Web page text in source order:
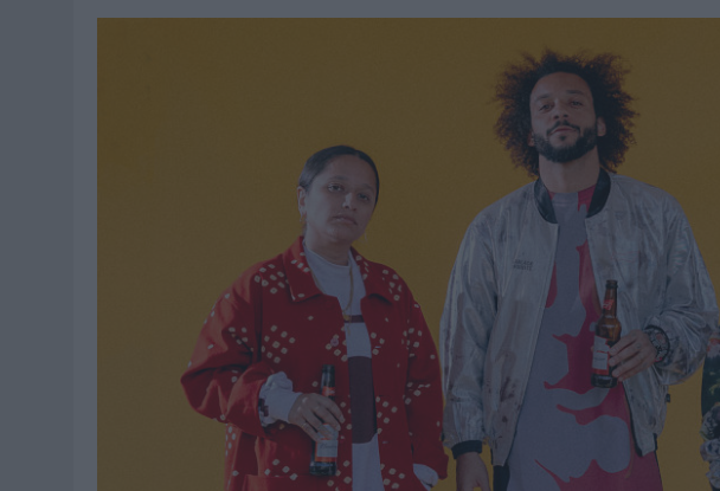
FABRA COMUNICACIÓN INCORPORA A CASONÁ Y ASUME LA GESTIÓN DE SUS RELACIONES
LOPESAN HOTELS & RESORTS ACERCA EL PARAÍSO CANARIO EN SU ÚLTIMA CAMPAÑA
LUIS ARQUILLOS (BURGO DE ARIAS): “LA CONSTRUCCIÓN DE MARCA A LARGO PLAZO Y
‘EL PARAÍSO MÁS CERCA’, DE 22GRADOS PARA LOPESAN HOTELS & RESORTS
‘LA ÚNICA CERVEZA DEL MUNDO QUE SE DISFRUTA DOS VECES’, DE INUSUALY PARA
‘EL FÚTBOL SIN LAS PERSONAS’, DE DENTSU CREATIVE PARA ORANGE
| CAPAZ, LA CERVEZA QUE CONVIERTE CADA BOTELLA EN UNA OPORTUNIDAD DE INCLUSIÓN
04/08/2026 | BABARIA Y MAXIBON SON ‘EL MATCH PERFECTO DEL VERANO’
04/08/2026 |
AUDIBLE REIVINDICA EL PODER TRANSFORMADOR DEL AUDIO EN SU NUEVA CAMPAÑA
‘VUELVE EL FÚTBOL. VUELVE A SOÑAR’, DE VML PARA MOVISTAR
MOVISTAR APELA A LA ILUSIÓN DE LAS AFICIONES PARA EL REGRESO DEL FÚTBOL